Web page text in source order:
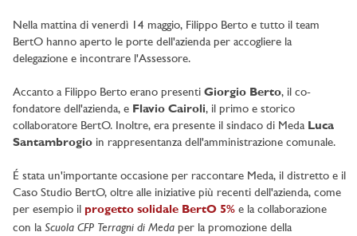
Nella mattina di venerdì 14 maggio, Filippo Berto e tutto il team
BertO hanno aperto le porte dell'azienda per accogliere la
delegazione e incontrare l'Assessore.
Accanto a Filippo Berto erano presenti Giorgio Berto, il co-
fondatore dell'azienda, e Flavio Cairoli, il primo e storico
collaboratore BertO. Inoltre, era presente il sindaco di Meda Luca
Santambrogio in rappresentanza dell'amministrazione comunale.
É stata un'importante occasione per raccontare Meda, il distretto e il
Caso Studio BertO, oltre alle iniziative più recenti dell'azienda, come
per esempio il progetto solidale BertO 5% e la collaborazione
con la Scuola CFP Terragni di Meda per la promozione della